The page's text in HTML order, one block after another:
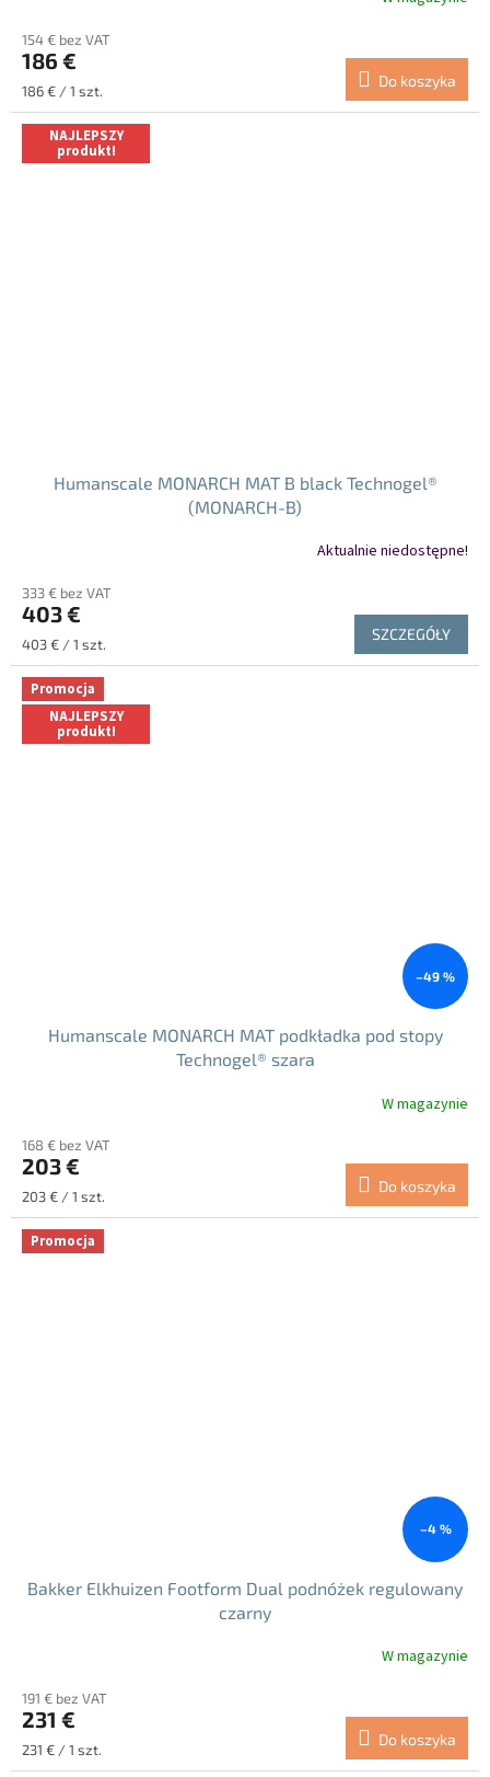
produktu
wynosi
5.0
5
gwiazdek.
154 € bez VAT
186 €
Cena
jednostkowa:
186 € / 1 szt.
Do koszyka
NAJLEPSZY
produkt!
Humanscale MONARCH MAT B black Technogel®
(MONARCH-B)
Aktualnie niedostępne!
333 € bez VAT
403 €
Cena
jednostkowa:
403 € / 1 szt.
SZCZEGÓŁY
Promocja
NAJLEPSZY
produkt!
–49 %
Humanscale MONARCH MAT podkładka pod stopy
Technogel® szara
W magazynie
168 € bez VAT
203 €
Cena
jednostkowa:
203 € / 1 szt.
Do koszyka
Promocja
–4 %
Bakker Elkhuizen Footform Dual podnóżek regulowany
czarny
W magazynie
191 € bez VAT
231 €
Cena
jednostkowa:
231 € / 1 szt.
Do koszyka